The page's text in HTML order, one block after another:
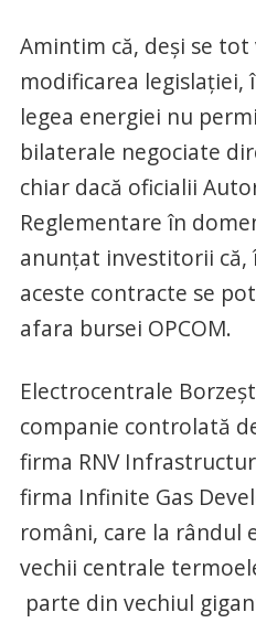
Amintim că, deși se
modificarea
legea energiei nu
bilaterale negociate
chiar dacă oficialii
Reglementare în
anunțat investitorii că,
aceste contracte se
afara bursei OPCOM.
Electrocentrale
companie controlată
firma RNV
firma Infinite Gas
români, care la rândul
vechii centrale
parte din vechiul